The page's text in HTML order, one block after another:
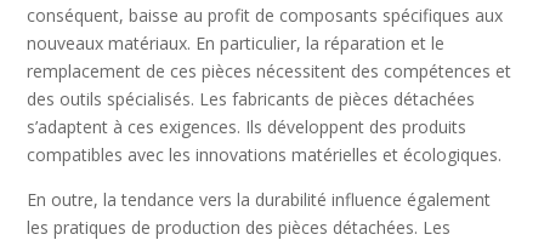
conséquent, baisse au profit de composants spécifiques aux
nouveaux matériaux. En particulier, la réparation et le
remplacement de ces pièces nécessitent des compétences et
des outils spécialisés. Les fabricants de pièces détachées
s’adaptent à ces exigences. Ils développent des produits
compatibles avec les innovations matérielles et écologiques.
En outre, la tendance vers la durabilité influence également
les pratiques de production des pièces détachées. Les